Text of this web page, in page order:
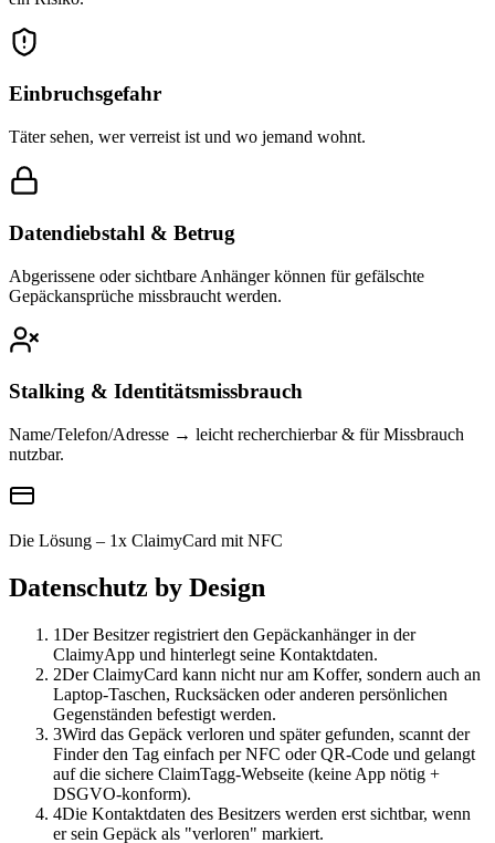
Einbruchsgefahr
Täter sehen, wer verreist ist und wo jemand wohnt.
Datendiebstahl & Betrug
Abgerissene oder sichtbare Anhänger können für gefälschte
Gepäckansprüche missbraucht werden.
Stalking & Identitätsmissbrauch
Name/Telefon/Adresse → leicht recherchierbar & für Missbrauch
nutzbar.
Die Lösung – 1x ClaimyCard mit NFC
Datenschutz by Design
1Der Besitzer registriert den Gepäckanhänger in der
ClaimyApp und hinterlegt seine Kontaktdaten.
2Der ClaimyCard kann nicht nur am Koffer, sondern auch an
Laptop-Taschen, Rucksäcken oder anderen persönlichen
Gegenständen befestigt werden.
3Wird das Gepäck verloren und später gefunden, scannt der
Finder den Tag einfach per NFC oder QR-Code und gelangt
auf die sichere ClaimTagg-Webseite (keine App nötig +
DSGVO-konform).
4Die Kontaktdaten des Besitzers werden erst sichtbar, wenn
er sein Gepäck als "verloren" markiert.